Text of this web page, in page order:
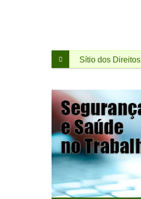
Sítio dos Direitos